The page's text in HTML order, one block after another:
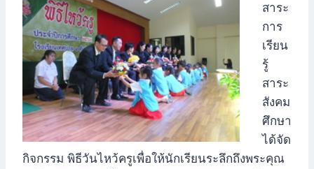
สาระ
การ
เรียน
รู้
สาระ
สังคม
ศึกษา
ได้จัด
กิจกรรม พิธีวันไหว้ครูเพื่อให้นักเรียนระลึกถึงพระคุณ